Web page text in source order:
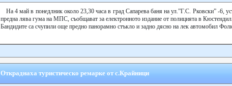
На 4 май в понедлник около 23,30 часа в град Сапарева баня на ул.”Г.С. Рковски” -6,
предна лява гума на МПС, съобщават за електронното издание от полицията в Кюстендил.
Бандидите са счупили още предно панорамно стъкло и задно дясно на лек автомобил
Откраднаха туристическо ремарке от с.Крайници